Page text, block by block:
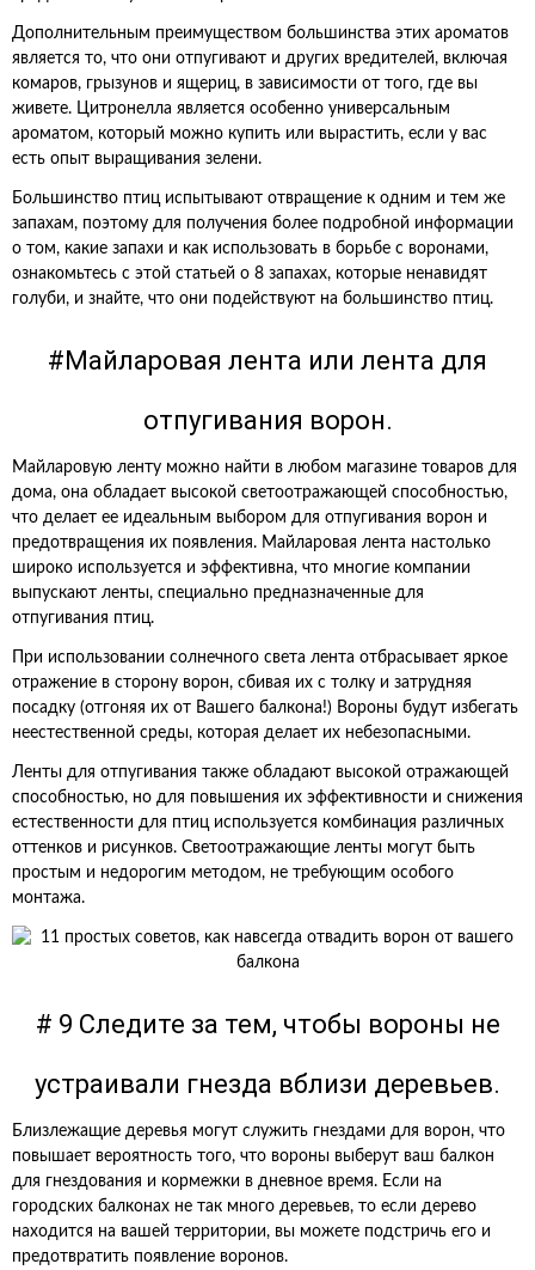
Дополнительным преимуществом большинства этих ароматов
является то, что они отпугивают и других вредителей, включая
комаров, грызунов и ящериц, в зависимости от того, где вы
живете. Цитронелла является особенно универсальным
ароматом, который можно купить или вырастить, если у вас
есть опыт выращивания зелени.
Большинство птиц испытывают отвращение к одним и тем же
запахам, поэтому для получения более подробной информации
о том, какие запахи и как использовать в борьбе с воронами,
ознакомьтесь с этой статьей о 8 запахах, которые ненавидят
голуби, и знайте, что они подействуют на большинство птиц.
#Майларовая лента или лента для
отпугивания ворон.
Майларовую ленту можно найти в любом магазине товаров для
дома, она обладает высокой светоотражающей способностью,
что делает ее идеальным выбором для отпугивания ворон и
предотвращения их появления. Майларовая лента настолько
широко используется и эффективна, что многие компании
выпускают ленты, специально предназначенные для
отпугивания птиц.
При использовании солнечного света лента отбрасывает яркое
отражение в сторону ворон, сбивая их с толку и затрудняя
посадку (отгоняя их от Вашего балкона!) Вороны будут избегать
неестественной среды, которая делает их небезопасными.
Ленты для отпугивания также обладают высокой отражающей
способностью, но для повышения их эффективности и снижения
естественности для птиц используется комбинация различных
оттенков и рисунков. Светоотражающие ленты могут быть
простым и недорогим методом, не требующим особого
монтажа.
# 9 Следите за тем, чтобы вороны не
устраивали гнезда вблизи деревьев.
Близлежащие деревья могут служить гнездами для ворон, что
повышает вероятность того, что вороны выберут ваш балкон
для гнездования и кормежки в дневное время. Если на
городских балконах не так много деревьев, то если дерево
находится на вашей территории, вы можете подстричь его и
предотвратить появление воронов.